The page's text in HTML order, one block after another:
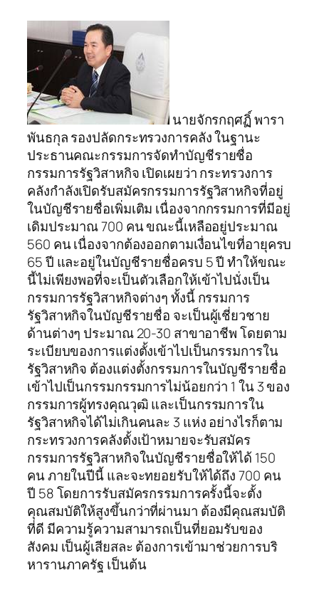
นายจักรกฤศฏิ์ พารา
พันธกุล รองปลัดกระทรวงการคลัง ในฐานะ
ประธานคณะกรรมการจัดทำบัญชีรายชื่อ
กรรมการรัฐวิสาหกิจ เปิดเผยว่า กระทรวงการ
คลังกำลังเปิดรับสมัครกรรมการรัฐวิสาหกิจที่อยู่
ในบัญชีรายชื่อเพิ่มเติม เนื่องจากกรรมการที่มีอยู่
เดิมประมาณ 700 คน ขณะนี้เหลืออยู่ประมาณ
560 คน เนื่องจากต้องออกตามเงื่อนไขที่อายุครบ
65 ปี และอยู่ในบัญชีรายชื่อครบ 5 ปี ทำให้ขณะ
นี้ไม่เพียงพอที่จะเป็นตัวเลือกให้เข้าไปนั่งเป็น
กรรมการรัฐวิสาหกิจต่างๆ ทั้งนี้ กรรมการ
รัฐวิสาหกิจในบัญชีรายชื่อ จะเป็นผู้เชี่ยวชาย
ด้านต่างๆ ประมาณ 20-30 สาขาอาชีพ โดยตาม
ระเบียบของการแต่งตั้งเข้าไปเป็นกรรมการใน
รัฐวิสาหกิจ ต้องแต่งตั้งกรรมการในบัญชีรายชื่อ
เข้าไปเป็นกรรมกรรมการไม่น้อยกว่า 1 ใน 3 ของ
กรรมการผู้ทรงคุณวุฒิ และเป็นกรรมการใน
รัฐวิสาหกิจได้ไม่เกินคนละ 3 แห่ง อย่างไรก็ตาม
กระทรวงการคลังตั้งเป้าหมายจะรับสมัคร
กรรมการรัฐวิสาหกิจในบัญชีรายชื่อให้ได้ 150
คน ภายในปีนี้ และจะทยอยรับให้ได้ถึง 700 คน
ปี 58 โดยการรับสมัครกรรมการครั้งนี้จะตั้ง
คุณสมบัติให้สูงขึ้นกว่าที่ผ่านมา ต้องมีคุณสมบัติ
ที่ดี มีความรู้ความสามารถเป็นที่ยอมรับของ
สังคม เป็นผู้เสียสละ ต้องการเข้ามาช่วยการบริ
หารานภาครัฐ เป็นต้น